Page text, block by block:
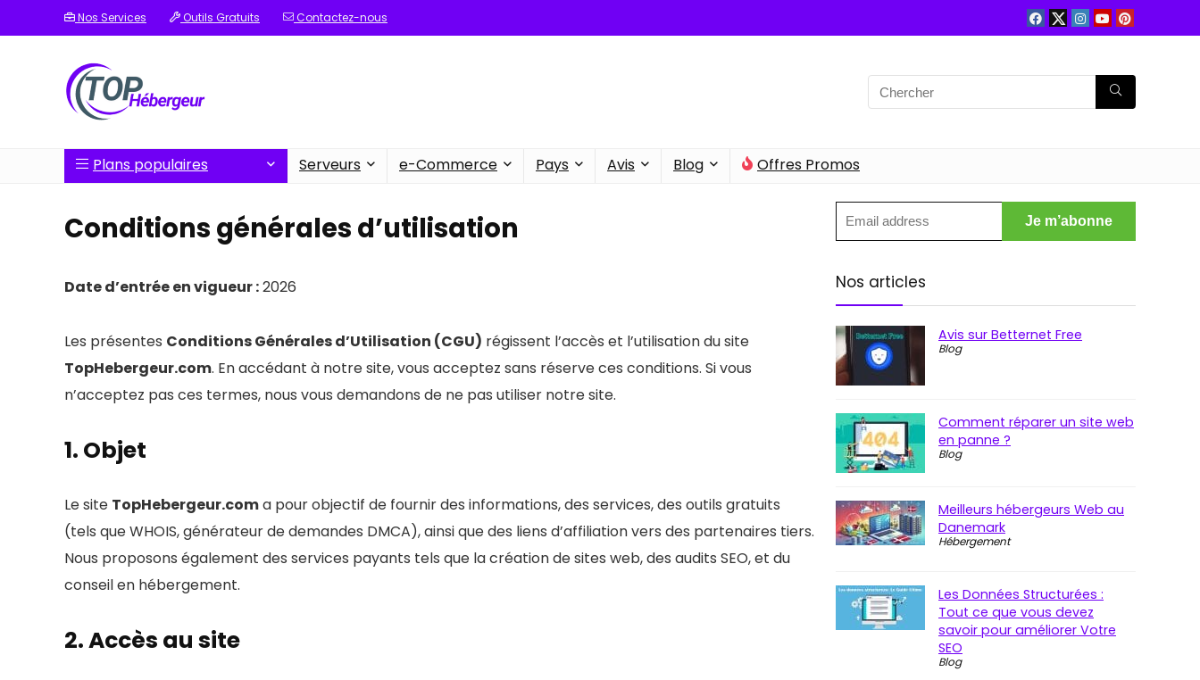
Nos Services Outils Gratuits Contactez-nous
Plans populaires Serveurs e-Commerce Pays Avis Blog Offres Promos
Conditions générales d’utilisation
Date d’entrée en vigueur :2026
Les présentes Conditions Générales d’Utilisation (CGU) régissent l’accès et l’utilisation du site
TopHebergeur.com. En accédant à notre site, vous acceptez sans réserve ces conditions. Si vous
n’acceptez pas ces termes, nous vous demandons de ne pas utiliser notre site.
1. Objet
Le site TopHebergeur.coma pour objectif de fournir des informations, des services, des outils gratuits
(tels que WHOIS, générateur de demandes DMCA), ainsi que des liens d’affiliation vers des partenaires tiers.
Nous proposons également des services payants tels que la création de sites web, des audits SEO, et du
conseil en hébergement.
2. Accès au site
Nos articles
Avis sur Betternet Free
Blog
Comment réparer un site web
en panne ?
Blog
Meilleurs hébergeurs Web au
Danemark
Hébergement
Les Données Structurées :
Tout ce que vous devez
savoir pour améliorer Votre
SEO
Blog